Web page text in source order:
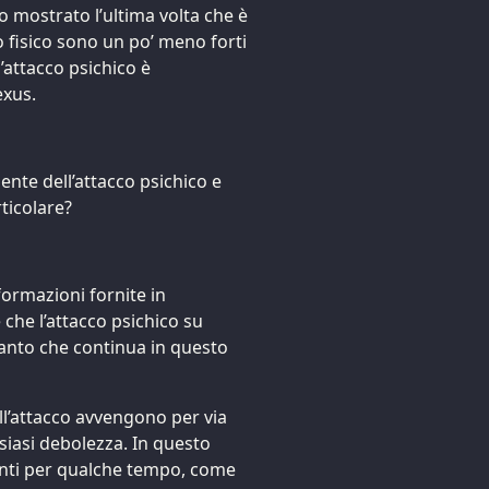
l’ultima volta che è
sono un po’ meno forti
psichico è
dell’attacco psichico e
fornite in
l’attacco psichico su
che continua in questo
avvengono per via
debolezza. In questo
per qualche tempo, come